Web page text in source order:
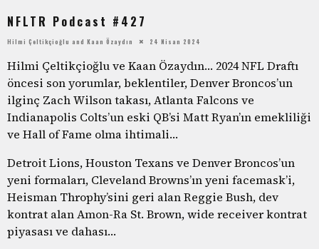
NFLTR Podcast #427
Hilmi Çeltikçioğlu and Kaan Özaydın 24 Nisan 2024
Hilmi Çeltikçioğlu ve Kaan Özaydın… 2024 NFL Draftı
öncesi son yorumlar, beklentiler, Denver Broncos’un
ilginç Zach Wilson takası, Atlanta Falcons ve
Indianapolis Colts’un eski QB’si Matt Ryan’ın emekliliği
ve Hall of Fame olma ihtimali…
Detroit Lions, Houston Texans ve Denver Broncos’un
yeni formaları, Cleveland Browns’ın yeni facemask’i,
Heisman Throphy’sini geri alan Reggie Bush, dev
kontrat alan Amon-Ra St. Brown, wide receiver kontrat
piyasası ve dahası…